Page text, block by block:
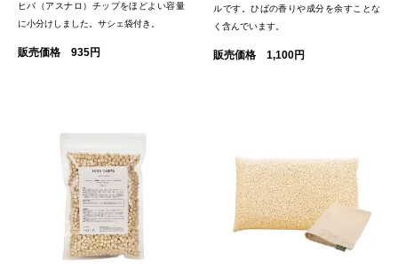
ヒバ（アスナロ）チップをほどよい容量
に小分けしました。サシェ袋付き。
販売価格 935円
ルです。ひばの香りや成分を余すことな
く含んでいます。
販売価格 1,100円